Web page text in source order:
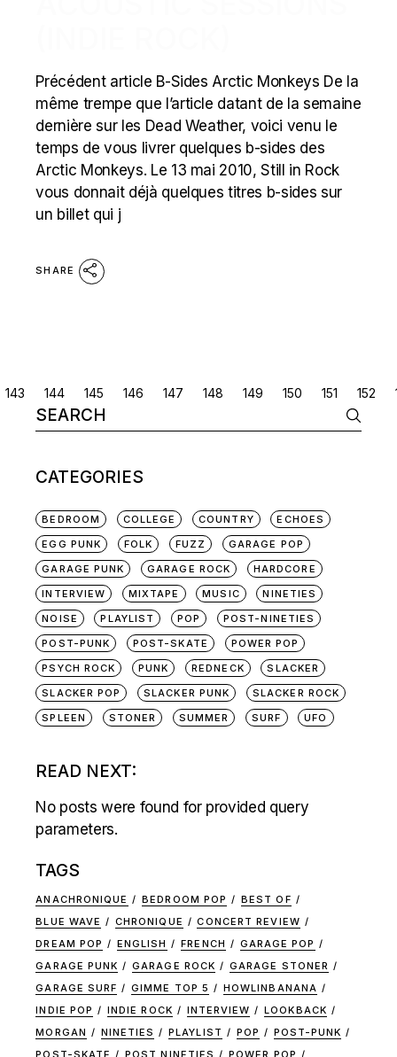
Précédent article B-Sides Arctic Monkeys De la
même trempe que l’article datant de la semaine
dernière sur les Dead Weather, voici venu le
temps de vous livrer quelques b-sides des
Arctic Monkeys. Le 13 mai 2010, Still in Rock
vous donnait déjà quelques titres b-sides sur
un billet qui j
SHARE
POSTS
NAVIGATION
143 144 145 146 147 148 149 150 151 152
Search
for:
CATEGORIES
BEDROOM COLLEGE COUNTRY
ECHOES
EGG PUNK
FOLK FUZZ
GARAGE POP
GARAGE PUNK
GARAGE ROCK
HARDCORE
INTERVIEW
MIXTAPE MUSIC
NINETIES
NOISE
PLAYLIST POP
POST-NINETIES
POST-PUNK
POST-SKATE
POWER POP
PSYCH ROCK
PUNK REDNECK
SLACKER
SLACKER POP
SLACKER PUNK
SLACKER ROCK
SPLEEN
STONER SUMMER SURF UFO
READ NEXT:
No posts were found for provided query
parameters.
TAGS
ANACHRONIQUE BEDROOM POP
BEST OF
BLUE WAVE
CHRONIQUE
CONCERT REVIEW
DREAM POP
ENGLISH FRENCH
GARAGE POP
GARAGE PUNK
GARAGE ROCK
GARAGE STONER
GARAGE SURF
GIMME TOP 5
HOWLINBANANA
INDIE POP
INDIE ROCK INTERVIEW
LOOKBACK
MORGAN
NINETIES PLAYLIST POP
POST-PUNK
POST-SKATE
POST NINETIES POWER POP